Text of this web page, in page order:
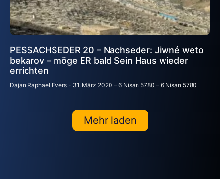
PESSACHSEDER 20 – Nachseder: Jiwné weto
bekarov – möge ER bald Sein Haus wieder
errichten
Dajan Raphael Evers 31. März 2020 – 6 Nisan 5780 – 6 Nisan 5780
Mehr laden